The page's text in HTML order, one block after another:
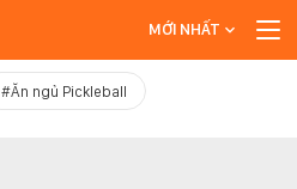
MỚI NHẤT
#Ăn ngủ Pickleball